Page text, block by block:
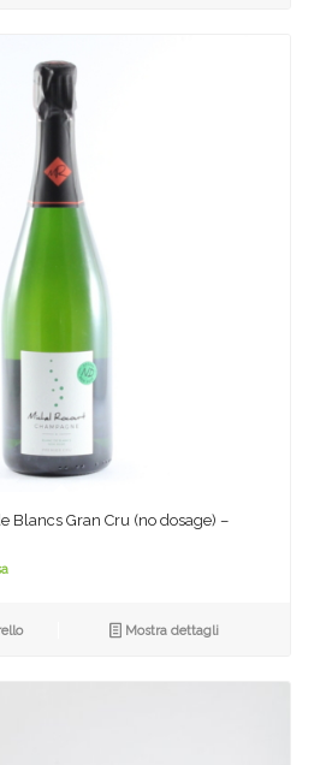
Blancs Gran Cru (no dosage) –
Mostra dettagli